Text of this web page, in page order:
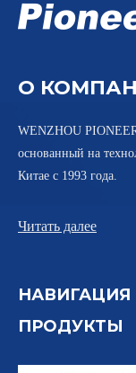
О
WENZHOU
основанный на
Китае с 1993 года.
Читать далее
НАВИГАЦИЯ
ПРОДУКТЫ